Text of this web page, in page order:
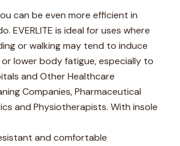
can be even more efficient in
EVERLITE is ideal for uses where
or walking may tend to induce
lower body fatigue, especially to
and Other Healthcare
Companies, Pharmaceutical
and Physiotherapists. With insole
and comfortable